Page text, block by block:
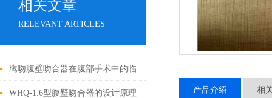
相关文章
RELEVANT ARTICLES
鹰吻腹壁吻合器在腹部手术中的临
床应用
WHQ-1.6型腹壁吻合器的设计原理 产品介绍 相